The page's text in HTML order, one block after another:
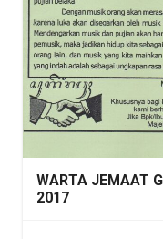
WARTA JEMAAT
2017